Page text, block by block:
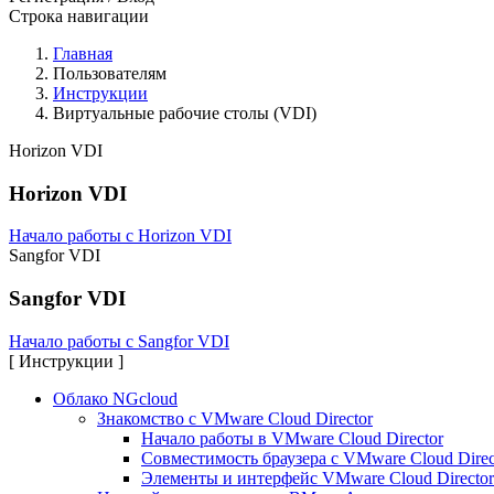
Строка навигации
Главная
Пользователям
Инструкции
Виртуальные рабочие столы (VDI)
Horizon VDI
Horizon VDI
Начало работы с Horizon VDI
Sangfor VDI
Sangfor VDI
Начало работы с Sangfor VDI
[ Инструкции ]
Облако NGcloud
Знакомство с VMware Cloud Director
Начало работы в VMware Cloud Director
Совместимость браузера с VMware Cloud
Элементы и интерфейс VMware Cloud Director